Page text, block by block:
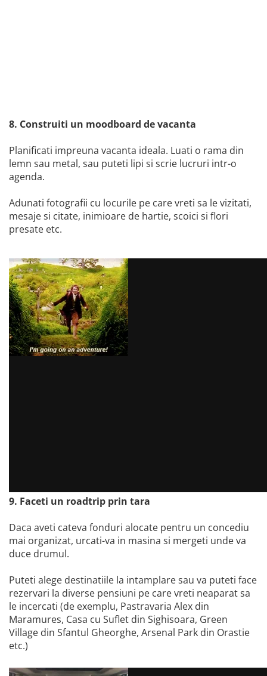
8. Construiti un moodboard de vacanta
Planificati impreuna vacanta ideala. Luati o rama din
lemn sau metal, sau puteti lipi si scrie lucruri intr-o
agenda.
Adunati fotografii cu locurile pe care vreti sa le vizitati,
mesaje si citate, inimioare de hartie, scoici si flori
presate etc.
9. Faceti un roadtrip prin tara
Daca aveti cateva fonduri alocate pentru un concediu
mai organizat, urcati-va in masina si mergeti unde va
duce drumul.
Puteti alege destinatiile la intamplare sau va puteti face
rezervari la diverse pensiuni pe care vreti neaparat sa
le incercati (de exemplu, Pastravaria Alex din
Maramures, Casa cu Suflet din Sighisoara, Green
Village din Sfantul Gheorghe, Arsenal Park din Orastie
etc.)